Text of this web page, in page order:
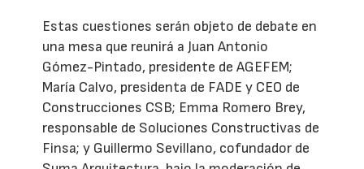
Estas cuestiones serán objeto de debate en
una mesa que reunirá a Juan Antonio
Gómez-Pintado, presidente de AGEFEM;
María Calvo, presidenta de FADE y CEO de
Construcciones CSB; Emma Romero Brey,
responsable de Soluciones Constructivas de
Finsa; y Guillermo Sevillano, cofundador de